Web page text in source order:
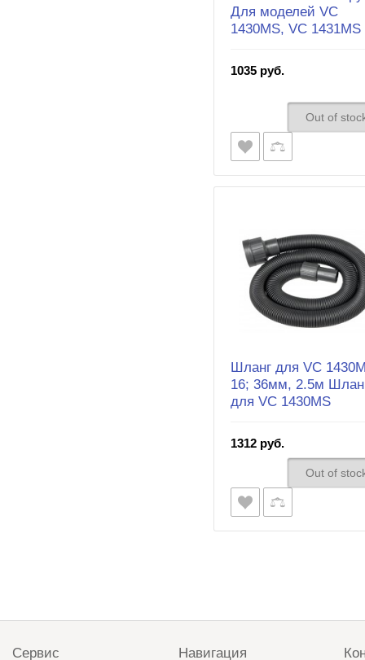
Для моделей VC
1430MS, VC 1431MS
1035 руб.
Out of
Шланг для VC
16; 36мм, 2.5м
для VC 1430MS
1312 руб.
Out of
Сервис Навигация